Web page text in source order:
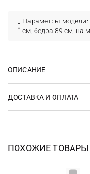
Параметры модели:
см, бедра 89 см; на
ОПИСАНИЕ
ДОСТАВКА И ОПЛАТА
ПОХОЖИЕ ТОВАРЫ